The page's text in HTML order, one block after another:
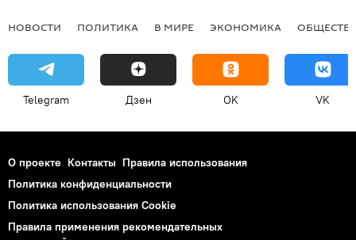
НОВОСТИ ПОЛИТИКА В МИРЕ ЭКОНОМИКА
Telegram Дзен OK VK
О проекте Контакты Правила использования
Политика конфиденциальности
Политика использования Cookie
Правила применения рекомендательных